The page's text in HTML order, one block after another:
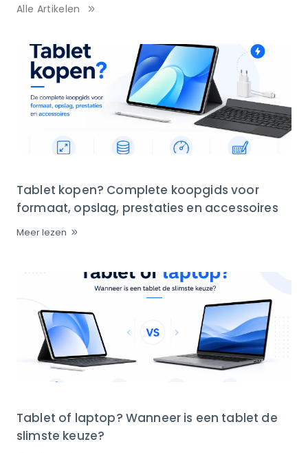
Alle Artikelen
Tablet kopen? Complete koopgids voor
formaat, opslag, prestaties en accessoires
Meer lezen
Tablet of laptop? Wanneer is een tablet de
slimste keuze?